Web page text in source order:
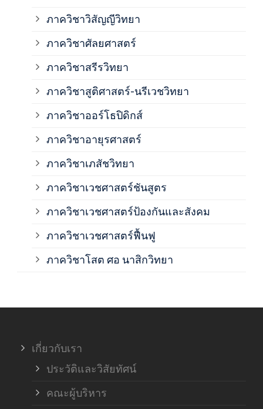
ภาควิชาวิสัญญีวิทยา
ภาควิชาศัลยศาสตร์
ภาควิชาสรีรวิทยา
ภาควิชาสูติศาสตร์-นรีเวชวิทยา
ภาควิชาออร์โธปิดิกส์
ภาควิชาอายุรศาสตร์
ภาควิชาเภสัชวิทยา
ภาควิชาเวชศาสตร์ชันสูตร
ภาควิชาเวชศาสตร์ป้องกันและสังคม
ภาควิชาเวชศาสตร์ฟื้นฟู
ภาควิชาโสต ศอ นาสิกวิทยา
เกี่ยวกับเรา
ประวัติและวิสัยทัศน์
คณะผู้บริหาร